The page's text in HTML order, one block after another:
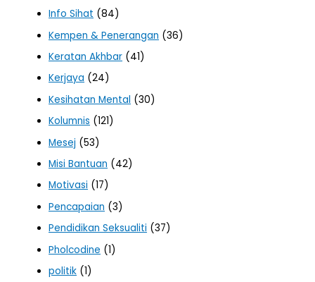
Info Sihat (84)
Kempen & Penerangan (36)
Keratan Akhbar (41)
Kerjaya (24)
Kesihatan Mental (30)
Kolumnis (121)
Mesej (53)
Misi Bantuan (42)
Motivasi (17)
Pencapaian (3)
Pendidikan Seksualiti (37)
Pholcodine (1)
politik (1)